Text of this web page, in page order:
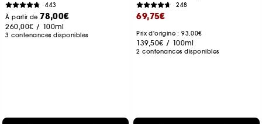
443
À partir de 78,00€
260,00€ / 100ml
3 contenances disponibles
248
69,75€
Prix d'origine : 93,00€
139,50€ / 100ml
2 contenances disponibles